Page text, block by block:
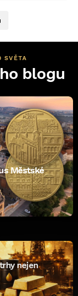
SVĚTA
blogu
Městské
nejen